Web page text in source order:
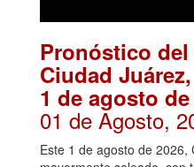
Pronóstico del
Ciudad
1 de agosto de
01 de Agosto,
Este 1 de agosto de